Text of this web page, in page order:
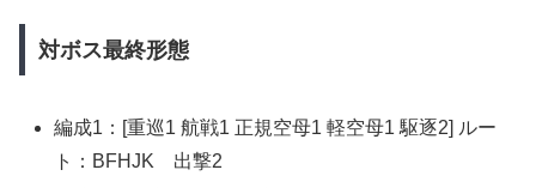
対ボス最終形態
編成1：[重巡1 航戦1 正規空母1 軽空母1 駆逐2] ルー
ト：BFHJK 出撃2